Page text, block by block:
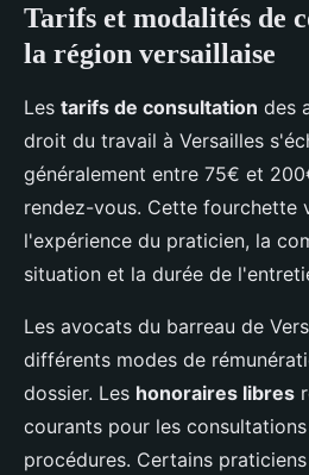
Tarifs et modalités de
la région versaillaise
Les tarifs de consultation des
droit du travail à Versailles
généralement entre 75€ et
rendez-vous. Cette fourchette
l'expérience du praticien, la
situation et la durée de
Les avocats du barreau de
différents modes de
dossier. Les honoraires libres
courants pour les
procédures. Certains